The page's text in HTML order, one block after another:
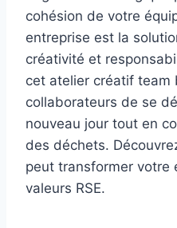
cohésion de votre
entreprise est la
créativité et
cet atelier créatif team
collaborateurs de se
nouveau jour tout en
des déchets.
peut transformer votre
valeurs RSE.